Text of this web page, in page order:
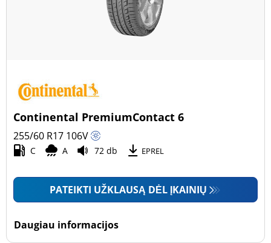
Continental PremiumContact 6
255/60 R17 106V
C A 72 db EPREL
PATEIKTI UŽKLAUSĄ DĖL ĮKAINIŲ
Daugiau informacijos